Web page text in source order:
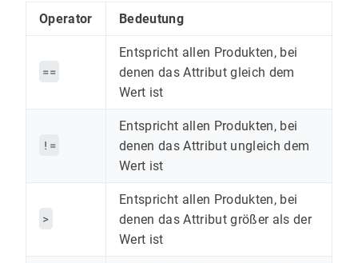
Operator Bedeutung
==
Entspricht allen Produkten, bei
denen das Attribut gleich dem
Wert ist
!=
Entspricht allen Produkten, bei
denen das Attribut ungleich dem
Wert ist
>
Entspricht allen Produkten, bei
denen das Attribut größer als der
Wert ist